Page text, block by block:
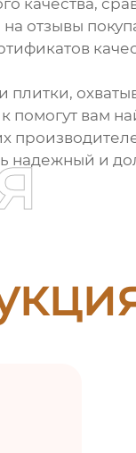
качества,
отзывы
плитки,
помогут вам
надежный и